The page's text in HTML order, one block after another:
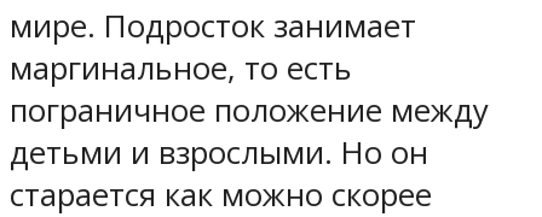
мире. Подросток занимает
маргинальное, то есть
пограничное положение между
детьми и взрослыми. Но он
старается как можно скорее